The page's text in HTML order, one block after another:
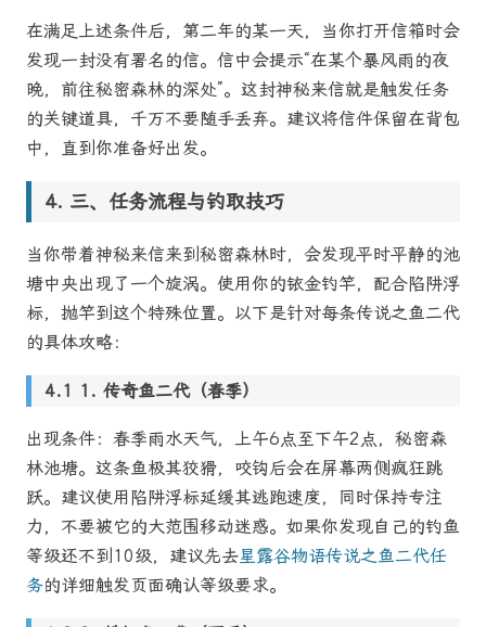
在满足上述条件后，第二年的某一天，当你打开信箱时会
发现一封没有署名的信。信中会提示“在某个暴风雨的夜
晚，前往秘密森林的深处”。这封神秘来信就是触发任务
的关键道具，千万不要随手丢弃。建议将信件保留在背包
中，直到你准备好出发。
三、任务流程与钓取技巧
当你带着神秘来信来到秘密森林时，会发现平时平静的池
塘中央出现了一个旋涡。使用你的铱金钓竿，配合陷阱浮
标，抛竿到这个特殊位置。以下是针对每条传说之鱼二代
的具体攻略：
1. 传奇鱼二代（春季）
出现条件：春季雨水天气，上午6点至下午2点，秘密森
林池塘。这条鱼极其狡猾，咬钩后会在屏幕两侧疯狂跳
跃。建议使用陷阱浮标延缓其逃跑速度，同时保持专注
力，不要被它的大范围移动迷惑。如果你发现自己的钓鱼
等级还不到10级，建议先去星露谷物语传说之鱼二代任
务的详细触发页面确认等级要求。